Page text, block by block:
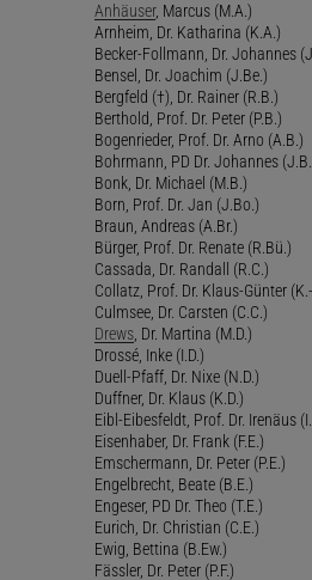
Anhäuser, Marcus (M.A.)
Arnheim, Dr. Katharina (K.A.)
Becker-Follmann, Dr. Johannes
Bensel, Dr. Joachim (J.Be.)
Bergfeld (†), Dr. Rainer (R.B.)
Berthold, Prof. Dr. Peter (P.B.)
Bogenrieder, Prof. Dr. Arno (A.B.)
Bohrmann, PD Dr. Johannes
Bonk, Dr. Michael (M.B.)
Born, Prof. Dr. Jan (J.Bo.)
Braun, Andreas (A.Br.)
Bürger, Prof. Dr. Renate (R.Bü.)
Cassada, Dr. Randall (R.C.)
Collatz, Prof. Dr. Klaus-Günter
Culmsee, Dr. Carsten (C.C.)
Drews, Dr. Martina (M.D.)
Drossé, Inke (I.D.)
Duell-Pfaff, Dr. Nixe (N.D.)
Duffner, Dr. Klaus (K.D.)
Eibl-Eibesfeldt, Prof. Dr. Irenäus
Eisenhaber, Dr. Frank (F.E.)
Emschermann, Dr. Peter (P.E.)
Engelbrecht, Beate (B.E.)
Engeser, PD Dr. Theo (T.E.)
Eurich, Dr. Christian (C.E.)
Ewig, Bettina (B.Ew.)
Fässler, Dr. Peter (P.F.)